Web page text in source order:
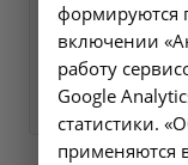
вопросы.
Заказать
формируются
включении
работу
Google
статистики.
применяются